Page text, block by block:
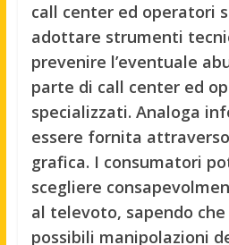
call center ed operatori
adottare strumenti
prevenire l’eventuale
parte di call center ed
specializzati. Analoga
essere fornita
grafica. I consumatori
scegliere
al televoto, sapendo che
possibili manipolazioni